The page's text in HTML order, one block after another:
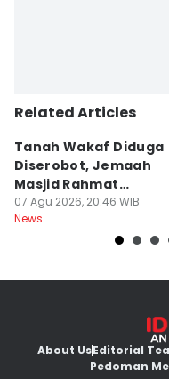
Related Articles
Tanah Wakaf Diduga
Diserobot, Jemaah
Masjid Rahmat
Surabaya Protes
07 Agu 2026, 20:46 WIB
News
About UsEditorial
Pedoman